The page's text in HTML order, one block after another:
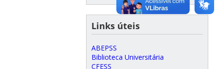
Links úteis
ABEPSS
Biblioteca Universitária
CFESS